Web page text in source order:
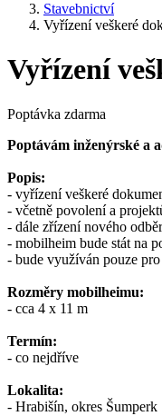
Stavebnictví
Vyřízení veškeré
Vyřízení
Poptávka zdarma
Poptávám inženýrské a
Popis:
- vyřízení veškeré
- včetně povolení a
- dále zřízení nového
- mobilheim bude stát na
- bude využíván pouze
Rozměry mobilheimu:
- cca 4 x 11 m
Termín:
- co nejdříve
Lokalita:
- Hrabišín, okres Šumperk